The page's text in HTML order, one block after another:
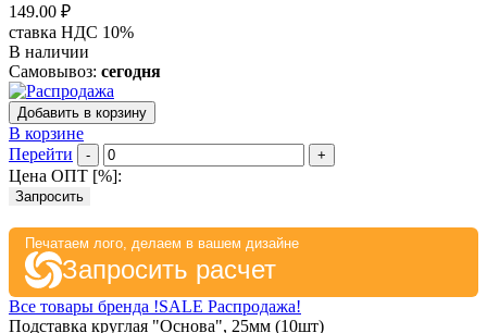
149.00 ₽
ставка НДС 10%
В наличии
Самовывоз: сегодня
Добавить в корзину
В корзине
Перейти
- +
Цена ОПТ [%]:
Запросить
Печатаем лого, делаем в вашем дизайне
Запросить расчет
Все товары бренда !SALE Распродажа!
Подставка круглая "Основа", 25мм (10шт)